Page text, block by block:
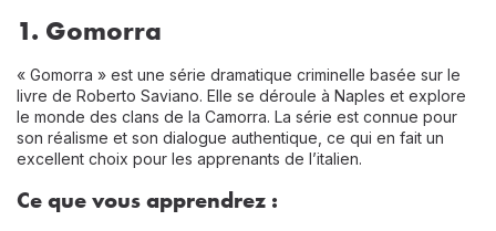
1. Gomorra
« Gomorra » est une série dramatique criminelle basée sur le
livre de Roberto Saviano. Elle se déroule à Naples et explore
le monde des clans de la Camorra. La série est connue pour
son réalisme et son dialogue authentique, ce qui en fait un
excellent choix pour les apprenants de l’italien.
Ce que vous apprendrez :